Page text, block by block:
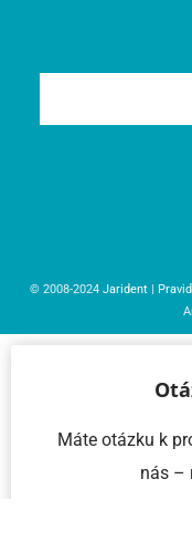
© 2008-2024 Jarident
Máte otázku k
nás –